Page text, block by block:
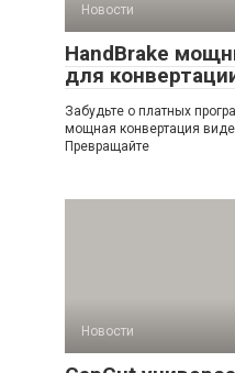
Новости
HandBrake
для
Забудьте о платных
мощная конвертация
Превращайте
Новости